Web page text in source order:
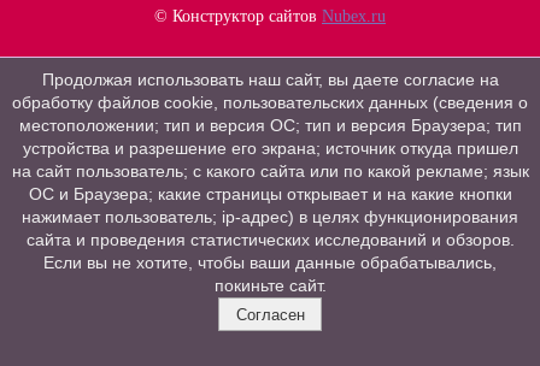
© Конструктор сайтов Nubex.ru
Продолжая использовать наш сайт, вы даете согласие на
обработку файлов cookie, пользовательских данных (сведения о
местоположении; тип и версия ОС; тип и версия Браузера; тип
устройства и разрешение его экрана; источник откуда пришел
на сайт пользователь; с какого сайта или по какой рекламе; язык
ОС и Браузера; какие страницы открывает и на какие кнопки
нажимает пользователь; ip-адрес) в целях функционирования
сайта и проведения статистических исследований и обзоров.
Если вы не хотите, чтобы ваши данные обрабатывались,
покиньте сайт.
Согласен